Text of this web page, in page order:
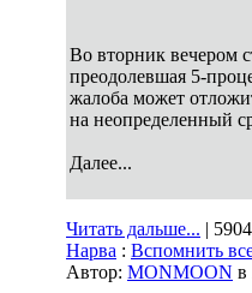
Во вторник вечером
преодолевшая 5-
жалоба может
на неопределенный
Далее...
Читать дальше... |
Нарва : Вспомнить
Автор: MONMOON в